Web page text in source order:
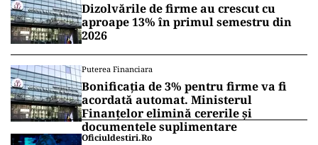
Dizolvările de firme au crescut cu
aproape 13% în primul semestru din
2026
Puterea Financiara
Bonificația de 3% pentru firme va fi
acordată automat. Ministerul
Finanțelor elimină cererile și
documentele suplimentare
Oficiuldestiri.ro